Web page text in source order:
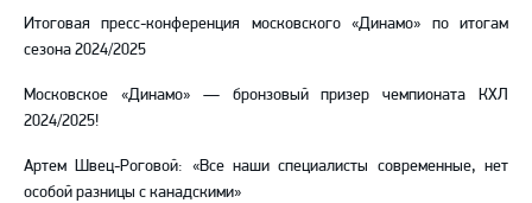
Итоговая пресс-конференция московского «Динамо» по итогам
сезона 2024/2025
Московское «Динамо» — бронзовый призер чемпионата КХЛ
2024/2025!
Артем Швец-Роговой: «Все наши специалисты современные, нет
особой разницы с канадскими»